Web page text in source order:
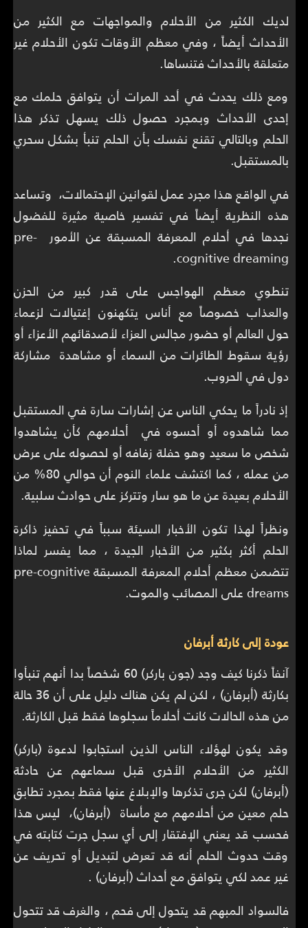
لديك الكثير من الأحلام والمواجهات مع الكثير من
الأحداث أيضاً ، وفي معظم الأوقات تكون الأحلام غير
متعلقة بالأحداث فتنساها.
ومع ذلك يحدث في أحد المرات أن يتوافق حلمك مع
إحدى الأحداث وبمجرد حصول ذلك يسهل تذكر هذا
الحلم وبالتالي تقنع نفسك بأن الحلم تنبأ بشكل سحري
بالمستقبل.
في الواقع هذا مجرد عمل لقوانين الإحتمالات، وتساعد
هذه النظرية أيضاً في تفسير خاصية مثيرة للفضول
نجدها في أحلام المعرفة المسبقة عن الأمور pre-
cognitive dreaming.
تنطوي معظم الهواجس على قدر كبير من الحزن
والعذاب خصوصاً مع أناس يتكهنون إغتيالات لزعماء
حول العالم أو حضور مجالس العزاء لأصدقائهم الأعزاء أو
رؤية سقوط الطائرات من السماء أو مشاهدة مشاركة
دول في الحروب.
إذ نادراً ما يحكي الناس عن إشارات سارة في المستقبل
مما شاهدوه أو أحسوه في أحلامهم كأن يشاهدوا
شخص ما سعيد وهو حفلة زفافه أو لحصوله على عرض
من عمله ، كما اكتشف علماء النوم أن حوالي 80% من
الأحلام بعيدة عن ما هو سار وتتركز على حوادث سلبية.
ونظراً لهذا تكون الأخبار السيئة سبباً في تحفيز ذاكرة
الحلم أكثر بكثير من الأخبار الجيدة ، مما يفسر لماذا
تتضمن معظم أحلام المعرفة المسبقة pre-cognitive
dreams على المصائب والموت.
عودة إلى كارثة أبرفان
آنفاً ذكرنا كيف وجد (جون باركر) 60 شخصاً بدا أنهم تنبأوا
بكارثة (أبرفان) ، لكن لم يكن هناك دليل على أن 36 حالة
من هذه الحالات كانت أحلاماً سجلوها فقط قبل الكارثة.
وقد يكون لهؤلاء الناس الذين استجابوا لدعوة (باركر)
الكثير من الأحلام الأخرى قبل سماعهم عن حادثة
(أبرفان) لكن جرى تذكرها والإبلاغ عنها فقط بمجرد تطابق
حلم معين من أحلامهم مع مأساة (أبرفان)، ليس هذا
فحسب قد يعني الإفتقار إلى أي سجل جرت كتابته في
وقت حدوث الحلم أنه قد تعرض لتبديل أو تحريف عن
غير عمد لكي يتوافق مع أحداث (أبرفان) .
فالسواد المبهم قد يتحول إلى فحم ، والغرف قد تتحول